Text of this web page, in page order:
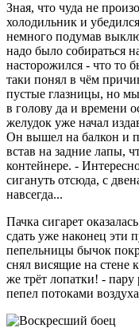
Зная, что чуда не
холодильник и
немного подумав
надо было собираться
насторожился - что то
таки понял в чём
пустые глазницы, но
в голову да и времени
желудок уже начал
Он вышел на балкон и
встав на задние лапы,
контейнере. -
сигануть отсюда, с
навсегда...
Пачка сигарет
сдать уже наконец эти
пепельницы бычок
снял висящие на стене
же трёт лопатки! - пару
пепел потоками